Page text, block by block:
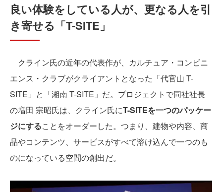
良い体験をしている人が、更なる人を引
き寄せる「T-SITE」
クライン氏の近年の代表作が、カルチュア・コンビニ
エンス・クラブがクライアントとなった「代官山 T-
SITE」と「湘南 T-SITE」だ。プロジェクトで同社社長
の増田 宗昭氏は、クライン氏にT-SITEを一つのパッケー
ジにすることをオーダーした。つまり、建物や内容、商
品やコンテンツ、サービスがすべて溶け込んで一つのも
のになっている空間の創出だ。